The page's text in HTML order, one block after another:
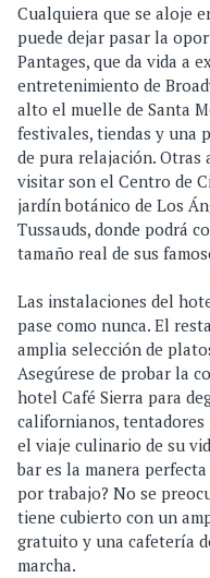
Cualquiera que se aloje
puede dejar pasar la
Pantages, que da vida a
entretenimiento de
alto el muelle de Santa
festivales, tiendas y una
de pura relajación. Otras
visitar son el Centro de
jardín botánico de Los
Tussauds, donde podrá
tamaño real de sus
Las instalaciones del
pase como nunca. El
amplia selección de
Asegúrese de probar la
hotel Café Sierra para
californianos,
el viaje culinario de su
bar es la manera
por trabajo? No se
tiene cubierto con un
gratuito y una cafetería
marcha.